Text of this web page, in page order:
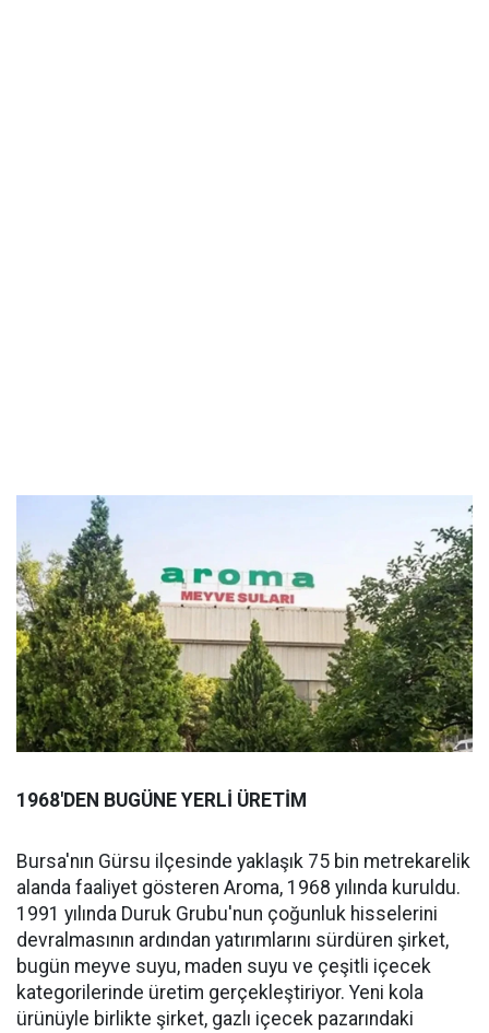
1968'DEN BUGÜNE YERLİ ÜRETİM
Bursa'nın Gürsu ilçesinde yaklaşık 75 bin metrekarelik
alanda faaliyet gösteren Aroma, 1968 yılında kuruldu.
1991 yılında Duruk Grubu'nun çoğunluk hisselerini
devralmasının ardından yatırımlarını sürdüren şirket,
bugün meyve suyu, maden suyu ve çeşitli içecek
kategorilerinde üretim gerçekleştiriyor. Yeni kola
ürünüyle birlikte şirket, gazlı içecek pazarındaki